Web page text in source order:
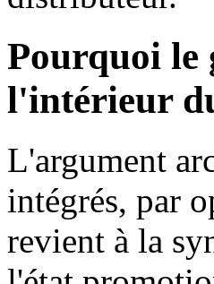
Pourquoi le
l'intérieur
L'argument
intégrés, par
revient à la